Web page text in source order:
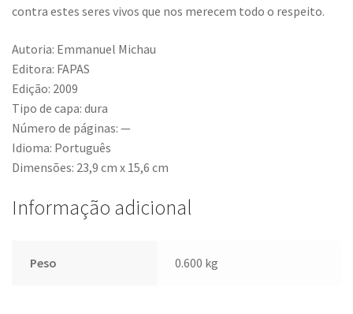
contra estes seres vivos que nos merecem todo o respeito.
Autoria: Emmanuel Michau
Editora: FAPAS
Edição: 2009
Tipo de capa: dura
Número de páginas: —
Idioma: Português
Dimensões: 23,9 cm x 15,6 cm
Informação adicional
Peso 0.600 kg